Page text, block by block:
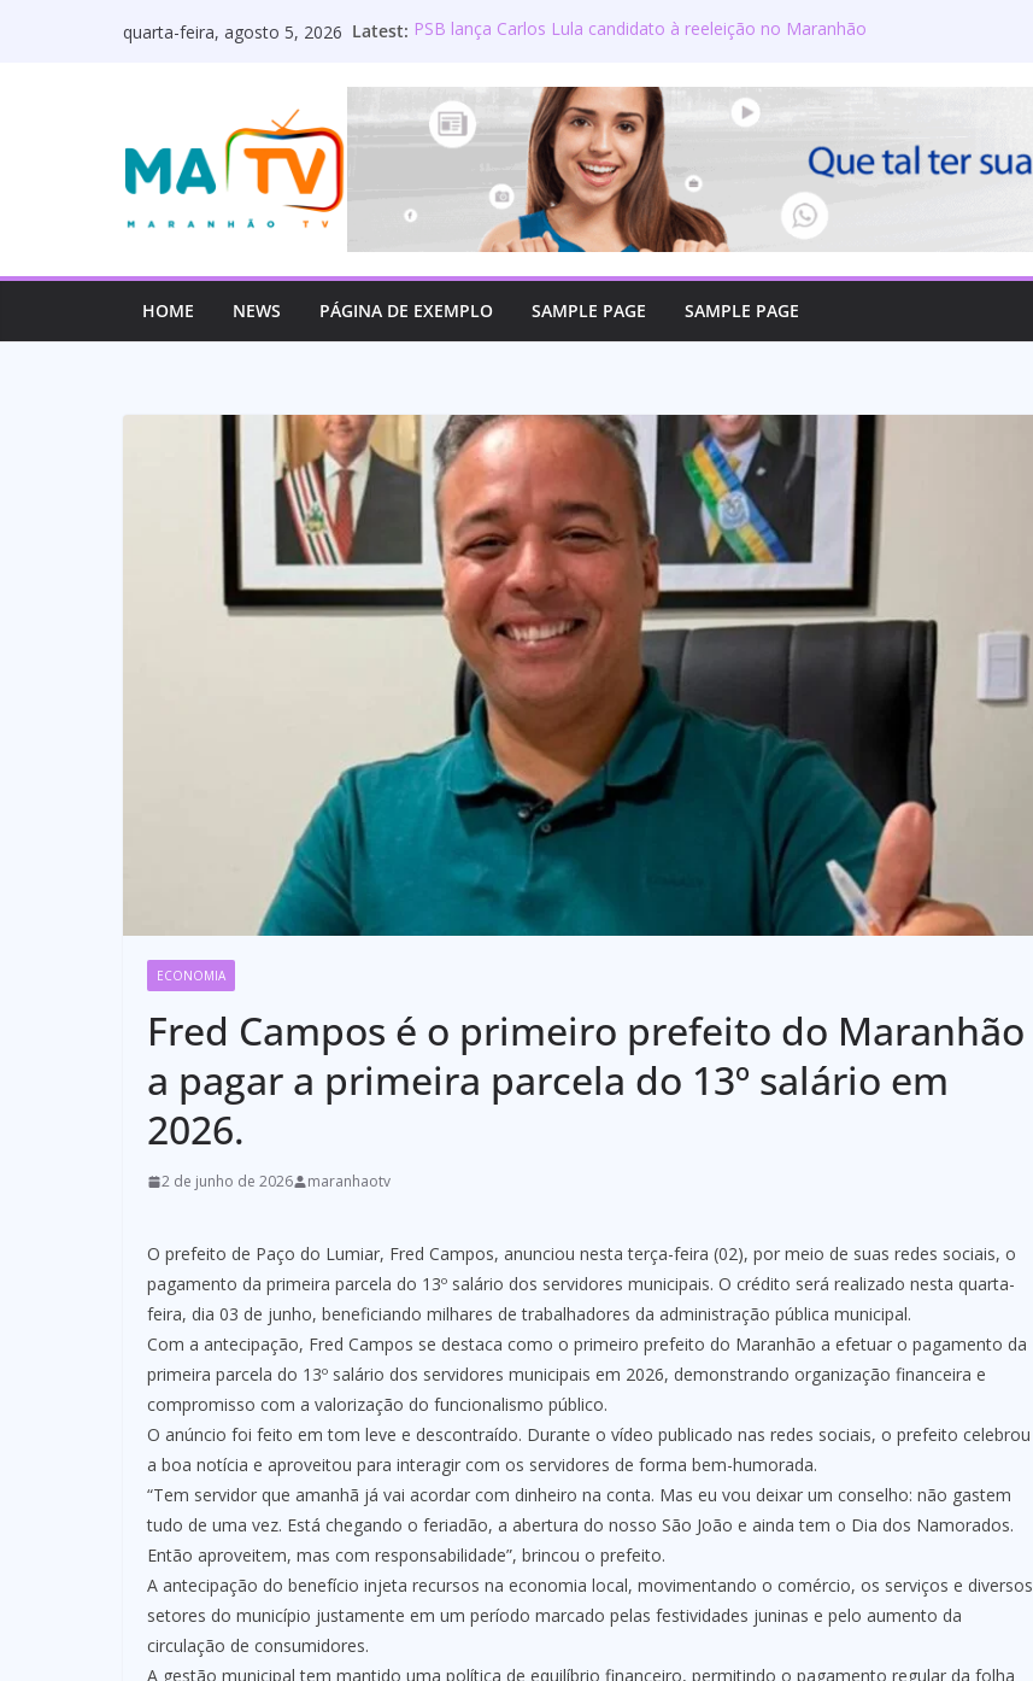
quarta-feira, agosto 5, 2026 Latest: PSB lança Carlos Lula candidato à reeleição no Maranhão
Lourdinha Pereira toma posse no Senado e se torna a
primeira senadora de Coroatá
Wellington do Curso oficializa candidatura a deputado
estadual e reafirma compromisso com o povo do Maranhão
Mulato é oficializado como candidato a deputado federal
HOME NEWS PÁGINA DE EXEMPLO SAMPLE PAGE SAMPLE PAGE
ECONOMIA
Fred Campos é o primeiro prefeito do Maranhão
a pagar a primeira parcela do 13º salário em
2026.
2 de junho de 2026 maranhaotv
O prefeito de Paço do Lumiar, Fred Campos, anunciou nesta terça-feira (02), por meio de suas redes sociais, o
pagamento da primeira parcela do 13º salário dos servidores municipais. O crédito será realizado nesta quarta-
feira, dia 03 de junho, beneficiando milhares de trabalhadores da administração pública municipal.
Com a antecipação, Fred Campos se destaca como o primeiro prefeito do Maranhão a efetuar o pagamento da
primeira parcela do 13º salário dos servidores municipais em 2026, demonstrando organização financeira e
compromisso com a valorização do funcionalismo público.
O anúncio foi feito em tom leve e descontraído. Durante o vídeo publicado nas redes sociais, o prefeito celebrou
a boa notícia e aproveitou para interagir com os servidores de forma bem-humorada.
“Tem servidor que amanhã já vai acordar com dinheiro na conta. Mas eu vou deixar um conselho: não gastem
tudo de uma vez. Está chegando o feriadão, a abertura do nosso São João e ainda tem o Dia dos Namorados.
Então aproveitem, mas com responsabilidade”, brincou o prefeito.
A antecipação do benefício injeta recursos na economia local, movimentando o comércio, os serviços e diversos
setores do município justamente em um período marcado pelas festividades juninas e pelo aumento da
circulação de consumidores.
A gestão municipal tem mantido uma política de equilíbrio financeiro, permitindo o pagamento regular da folha